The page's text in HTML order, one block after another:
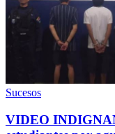
Sucesos
VIDEO